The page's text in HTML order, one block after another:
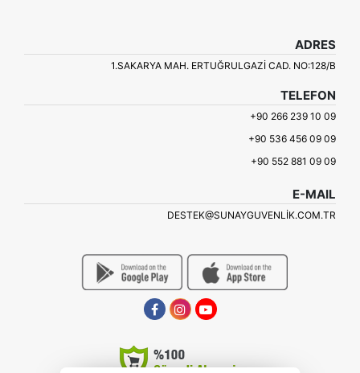
ADRES
1.SAKARYA MAH. ERTUĞRULGAZI CAD. NO:128/B
TELEFON
+90 266 239 10 09
+90 536 456 09 09
+90 552 881 09 09
E-MAIL
DESTEK@SUNAYGUVENLIK.COM.TR